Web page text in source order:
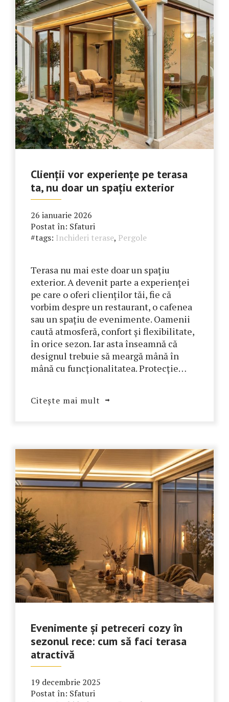
Clienții vor experiențe pe terasa
ta, nu doar un spațiu exterior
26 ianuarie 2026
Postat în: Sfaturi
#tags: Inchideri terase, Pergole
Terasa nu mai este doar un spațiu
exterior. A devenit parte a experienței
pe care o oferi clienților tăi, fie că
vorbim despre un restaurant, o cafenea
sau un spațiu de evenimente. Oamenii
caută atmosferă, confort și flexibilitate,
în orice sezon. Iar asta înseamnă că
designul trebuie să meargă mână în
mână cu funcționalitatea. Protecție…
Citește mai mult
Evenimente și petreceri cozy în
sezonul rece: cum să faci terasa
atractivă
19 decembrie 2025
Postat în: Sfaturi